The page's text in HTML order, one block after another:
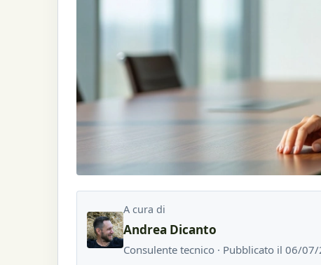
A cura di
Andrea Dicanto
Consulente tecnico · Pubblicato il 06/